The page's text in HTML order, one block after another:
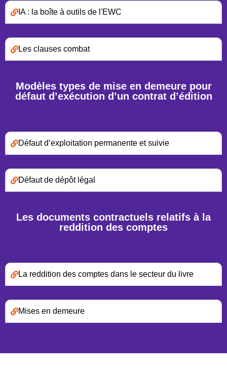
IA : la boîte à outils de l'EWC
Les clauses combat
Modèles types de mise en demeure pour
défaut d’exécution d’un contrat d’édition
Défaut d’exploitation permanente et suivie
Défaut de dépôt légal
Les documents contractuels relatifs à la
reddition des comptes
La reddition des comptes dans le secteur du livre
Mises en demeure